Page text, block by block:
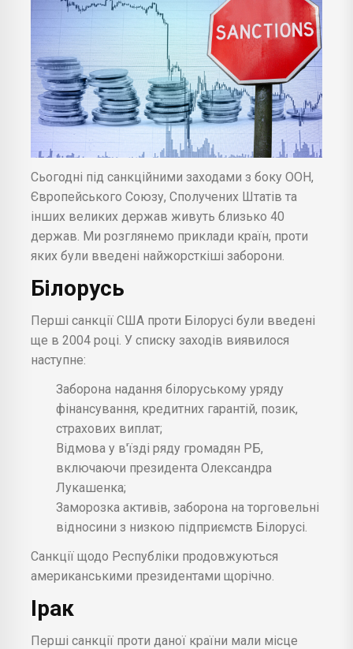
Сьогодні під санкційними заходами з боку ООН,
Європейського Союзу, Сполучених Штатів та
інших великих держав живуть близько 40
держав. Ми розглянемо приклади країн, проти
яких були введені найжорсткіші заборони.
Білорусь
Перші санкції США проти Білорусі були введені
ще в 2004 році. У списку заходів виявилося
наступне:
Заборона надання білоруському уряду
фінансування, кредитних гарантій, позик,
страхових виплат;
Відмова у в'їзді ряду громадян РБ,
включаючи президента Олександра
Лукашенка;
Заморозка активів, заборона на торговельні
відносини з низкою підприємств Білорусі.
Санкції щодо Республіки продовжуються
американськими президентами щорічно.
Ірак
Перші санкції проти даної країни мали місце